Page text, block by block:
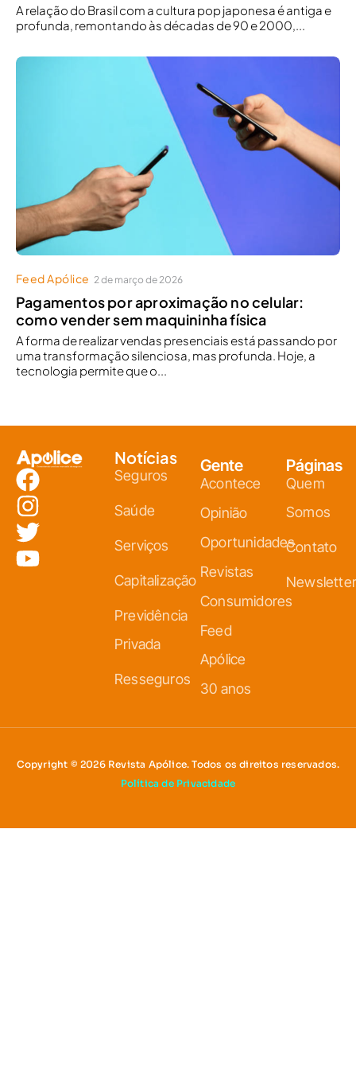
A relação do Brasil com a cultura pop japonesa é antiga e
profunda, remontando às décadas de 90 e 2000,...
Feed Apólice 2 de março de 2026
Pagamentos por aproximação no celular:
como vender sem maquininha física
A forma de realizar vendas presenciais está passando por
uma transformação silenciosa, mas profunda. Hoje, a
tecnologia permite que o...
Notícias
Seguros
Saúde
Serviços
Capitalização
Previdência
Privada
Resseguros
Gente
Acontece
Opinião
Oportunidades
Revistas
Consumidores
Feed
Apólice
30 anos
Páginas
Quem
Somos
Contato
Newsletter
Copyright © 2026 Revista Apólice. Todos os direitos reservados.
Política de Privacidade